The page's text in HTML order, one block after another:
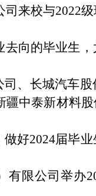
司来校与2022
去向的毕业生
、长城汽车
中泰新材料
做好2024届毕
有限公司举办